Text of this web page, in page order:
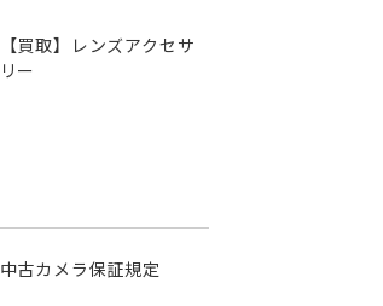
【買取】レンズアクセサ
リー
中古カメラ保証規定